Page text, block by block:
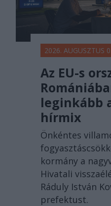
2026. AUGUSZTUS
Az EU-s
leginkább
hírmix
Önkéntes
kormány a
Hivatali
Ráduly István
prefektust.